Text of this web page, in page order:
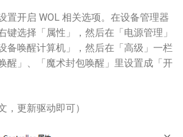
开启 WOL 相关选项。在设备管理器
键选择「属性」，然后在「电源管理 」
备唤醒计算机」，然后在「高级」一栏
醒」、「魔术封包唤醒」里设置成「开
，更新驱动即可）